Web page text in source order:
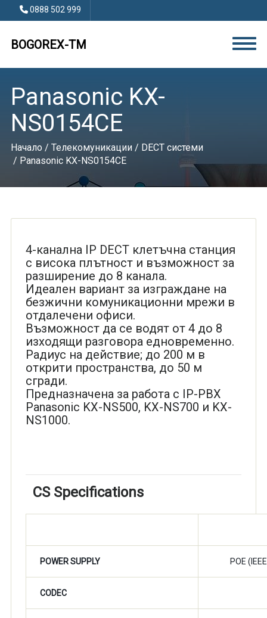
0888 502 999
BOGOREX-TM
Panasonic KX-
NS0154CE
Начало / Телекомуникации/ DECT системи
/ Panasonic KX-NS0154CE
4-канална IP DECT клетъчна станция
с висока плътност и възможност за
разширение до 8 канала.
Идеален вариант за изграждане на
безжични комуникационни мрежи в
отдалечени офиси.
Възможност да се водят от 4 до 8
изходящи разговора едновременно.
Радиус на действие; до 200 м в
открити пространства, до 50 м
сгради.
Предназначена за работа с IP-PBX
Panasonic KX-NS500, KX-NS700 и KX-
NS1000.
CS Specifications
POWER SUPPLY POE
CODEC